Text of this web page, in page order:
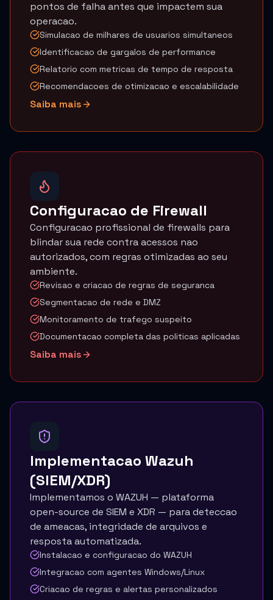
pontos de falha antes que impactem sua
operacao.
Simulacao de milhares de usuarios simultaneos
Identificacao de gargalos de performance
Relatorio com metricas de tempo de resposta
Recomendacoes de otimizacao e escalabilidade
Saiba mais
Configuracao de Firewall
Configuracao profissional de firewalls para
blindar sua rede contra acessos nao
autorizados, com regras otimizadas ao seu
ambiente.
Revisao e criacao de regras de seguranca
Segmentacao de rede e DMZ
Monitoramento de trafego suspeito
Documentacao completa das politicas aplicadas
Saiba mais
Implementacao Wazuh
(SIEM/XDR)
Implementamos o WAZUH — plataforma
open-source de SIEM e XDR — para deteccao
de ameacas, integridade de arquivos e
resposta automatizada.
Instalacao e configuracao do WAZUH
Integracao com agentes Windows/Linux
Criacao de regras e alertas personalizados